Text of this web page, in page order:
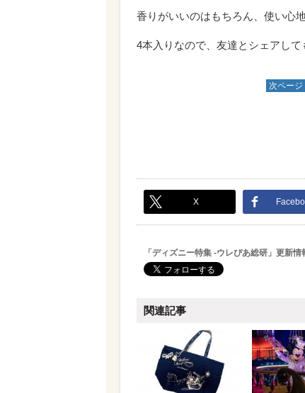
香りがいいのはもちろん、使い心地
4本入りなので、友達とシェアし
次ページ
X
「ディズニー特集 -ウレぴあ総研」更新
関連記事